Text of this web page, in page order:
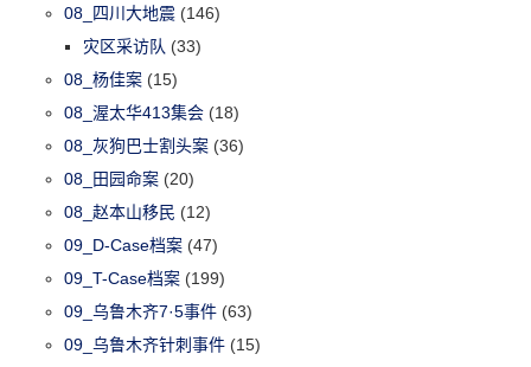
08_四川大地震 (146)
灾区采访队 (33)
08_杨佳案 (15)
08_渥太华413集会 (18)
08_灰狗巴士割头案 (36)
08_田园命案 (20)
08_赵本山移民 (12)
09_D-Case档案 (47)
09_T-Case档案 (199)
09_乌鲁木齐7·5事件 (63)
09_乌鲁木齐针刺事件 (15)